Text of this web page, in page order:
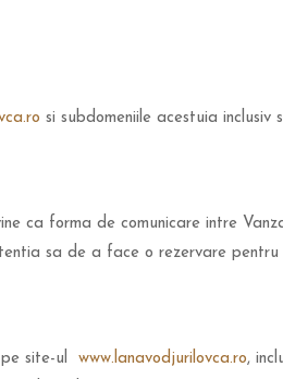
si subdomeniile acestuia inclusiv
ca forma de comunicare intre
sa de a face o rezervare
pe site-ul www.lanavodjurilovca.ro,